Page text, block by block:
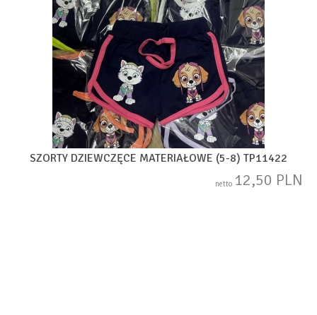
SZORTY DZIEWCZĘCE MATERIAŁOWE (5-8) TP11422
netto 12,50 PLN